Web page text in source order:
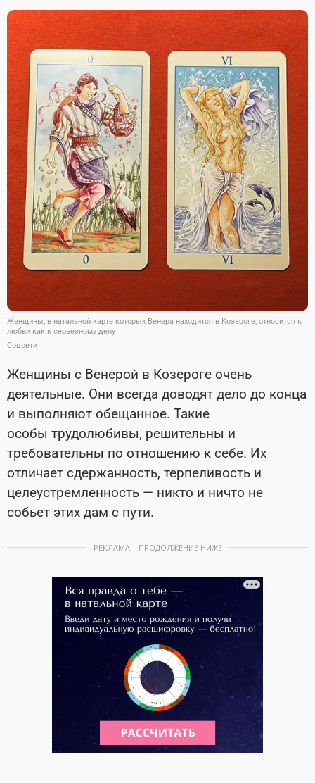
Женщины, в натальной карте которых Венера находится в Козероге, относится к
любви как к серьезному делу
Соцсети
Женщины с Венерой в Козероге очень
деятельные. Они всегда доводят дело до конца
и выполняют обещанное. Такие
особы трудолюбивы, решительны и
требовательны по отношению к себе. Их
отличает сдержанность, терпеливость и
целеустремленность — никто и ничто не
собьет этих дам с пути.
РЕКЛАМА – ПРОДОЛЖЕНИЕ НИЖЕ